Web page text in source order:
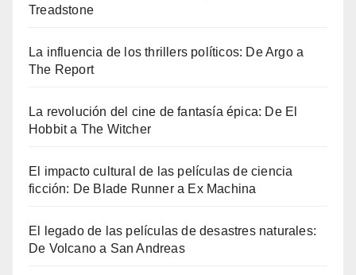
Treadstone
La influencia de los thrillers políticos: De Argo a
The Report
La revolución del cine de fantasía épica: De El
Hobbit a The Witcher
El impacto cultural de las películas de ciencia
ficción: De Blade Runner a Ex Machina
El legado de las películas de desastres naturales:
De Volcano a San Andreas